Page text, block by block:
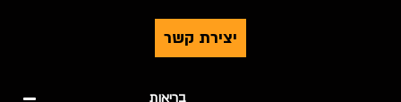
יצירת קשר
בריאות